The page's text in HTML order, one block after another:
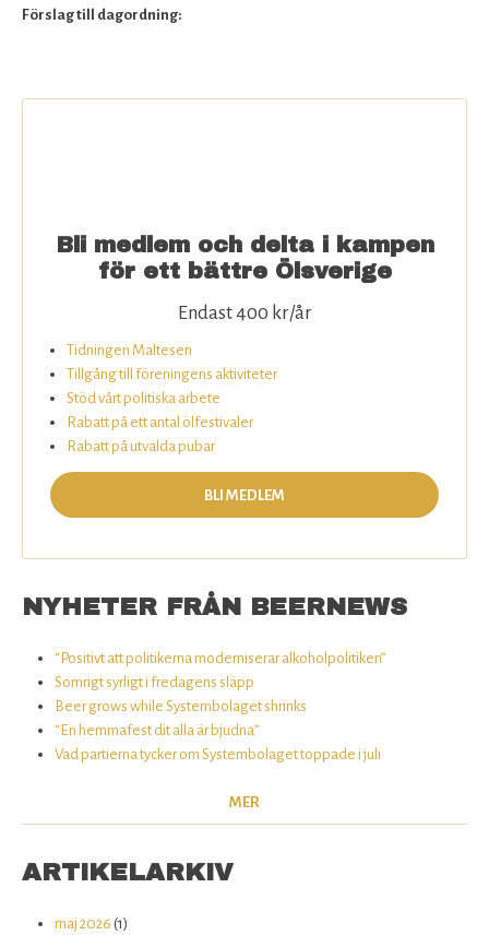
Förslag till dagordning:
Bli medlem och delta i kampen
för ett bättre Ölsverige
Endast 400 kr/år
Tidningen Maltesen
Tillgång till föreningens aktiviteter
Stöd vårt politiska arbete
Rabatt på ett antal ölfestivaler
Rabatt på utvalda pubar
BLI MEDLEM
NYHETER FRÅN BEERNEWS
“Positivt att politikerna moderniserar alkoholpolitiken”
Somrigt syrligt i fredagens släpp
Beer grows while Systembolaget shrinks
“En hemmafest dit alla är bjudna”
Vad partierna tycker om Systembolaget toppade i juli
MER
ARTIKELARKIV
maj 2026 (1)